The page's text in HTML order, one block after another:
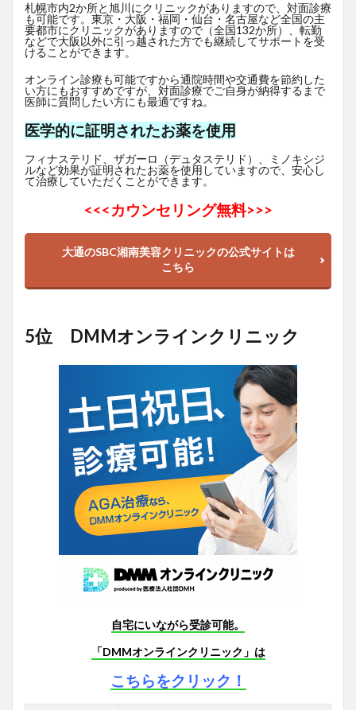
札幌市内2か所と旭川にクリニックがありますので、対面診療
も可能です。東京・大阪・福岡・仙台・名古屋など全国の主
要都市にクリニックがありますので（全国132か所）、転勤
などで大阪以外に引っ越された方でも継続してサポートを受
けることができます。
オンライン診療も可能ですから通院時間や交通費を節約した
い方にもおすすめですが、対面診療でご自身が納得するまで
医師に質問したい方にも最適ですね。
医学的に証明されたお薬を使用
フィナステリド、ザガーロ（デュタステリド）、ミノキシジ
ルなど効果が証明されたお薬を使用していますので、安心し
て治療していただくことができます。
<<<カウンセリング無料>>>
大通のSBC湘南美容クリニックの公式サイトは
こちら
5位 DMMオンラインクリニック
自宅にいながら受診可能。
「DMMオンラインクリニック」は
こちらをクリック！